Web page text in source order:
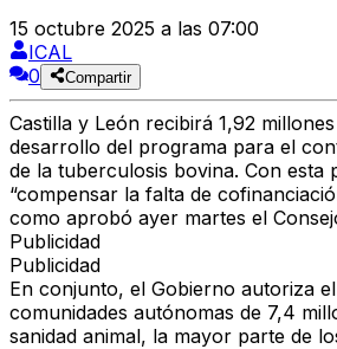
15 octubre 2025 a las 07:00
ICAL
0
Compartir
Castilla y León recibirá 1,92
desarrollo del programa para el
de la tuberculosis bovina. Con esta
“compensar la falta de
como aprobó ayer martes el
Publicidad
Publicidad
En conjunto, el Gobierno autoriza el
comunidades autónomas de 7,4
sanidad animal, la mayor parte de